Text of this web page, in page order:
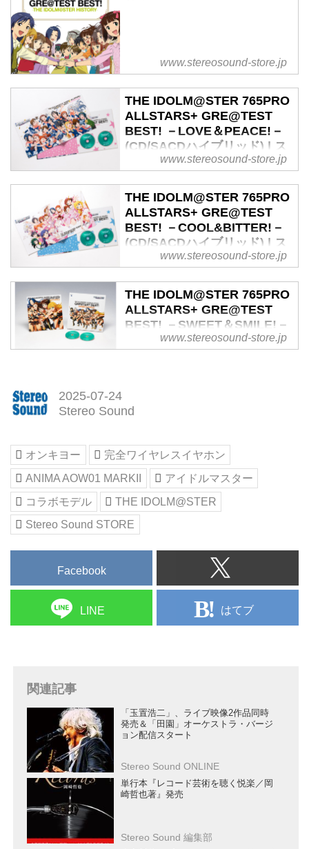
www.stereosound-store.jp
THE IDOLM@STER 765PRO
ALLSTARS+ GRE@TEST
BEST! －LOVE＆PEACE!－
(CD/SACDハイブリッド) | ス
テレオサウンドストア
THE IDOLM@STER 765PRO
ALLSTARS+ GRE@TEST BEST!
－LOVE＆PEACE!－ (CD/SACD
ハイブリッド) 音楽ソフト ステレ
オサウンドストア
www.stereosound-store.jp
THE IDOLM@STER 765PRO
ALLSTARS+ GRE@TEST
BEST! －COOL&BITTER!－
(CD/SACDハイブリッド) | ス
テレオサウンドストア
THE IDOLM@STER 765PRO
ALLSTARS+ GRE@TEST BEST!
－COOL&BITTER!－ (CD/SACD
ハイブリッド) 音楽ソフト ステレ
www.stereosound-store.jp
THE IDOLM@STER 765PRO
ALLSTARS+ GRE@TEST
BEST! －SWEET＆SMILE!－
(CD/SACDハイブリッド) | ス
ALLSTARS+ GRE@TEST BEST!
オサウンドストア
www.stereosound-store.jp
2025-07-24
Stereo Sound
オンキヨー
完全ワイヤレスイヤホン
ANIMA AOW01 MARKII
アイドルマスター
コラボモデル
THE IDOLM@STER
Stereo Sound STORE
Facebook
LINE はてブ
関連記事
「玉置浩二」、ライブ映像2作品同時
発売＆「田園」オーケストラ・バージ
ョン配信スタート
Stereo Sound ONLINE
単行本『レコード芸術を聴く悦楽／岡
崎哲也著』発売
Stereo Sound 編集部